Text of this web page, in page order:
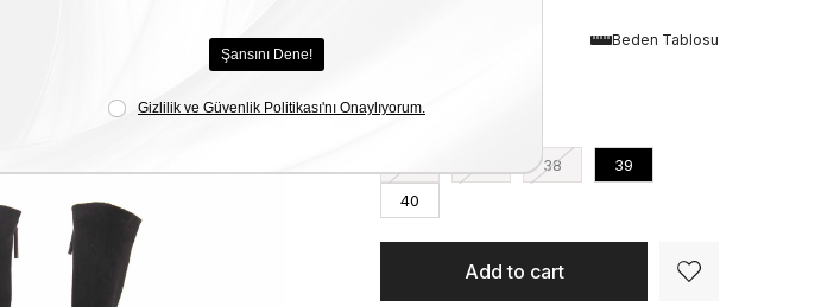
Beden Tablosu
38
39
40